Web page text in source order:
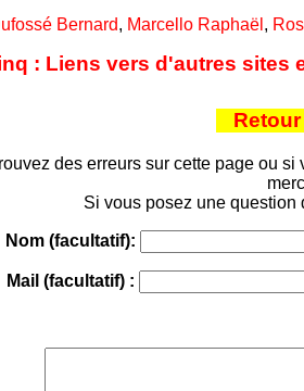
Bernard, Marcello Raphaël ,
: Liens vers d'autres sites
des erreurs sur cette page ou
Si vous posez une question
Nom (facultatif):
Mail (facultatif) :